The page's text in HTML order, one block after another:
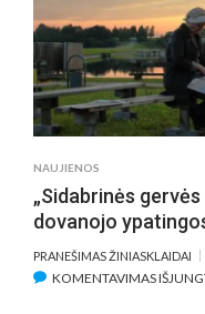
NAUJIENOS
„Sidabrinės
dovanojo
PRANEŠIMAS ŽINIASKLAIDAI
KOMENTAVIMAS